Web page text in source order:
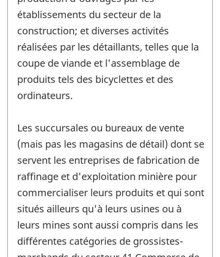
établissements du secteur de la
construction; et diverses activités
réalisées par les détaillants, telles que la
coupe de viande et l'assemblage de
produits tels des bicyclettes et des
ordinateurs.
Les succursales ou bureaux de vente
(mais pas les magasins de détail) dont se
servent les entreprises de fabrication de
raffinage et d'exploitation minière pour
commercialiser leurs produits et qui sont
situés ailleurs qu'à leurs usines ou à
leurs mines sont aussi compris dans les
différentes catégories de grossistes-